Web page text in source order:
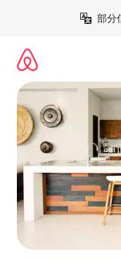
部分